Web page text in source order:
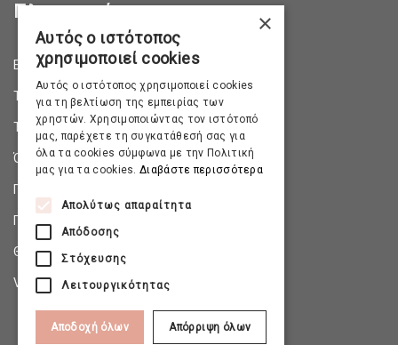
Πληροφορίες
Επικοινωνία
Τρόποι Αποστολής
Τρόποι Πληρωμής
Όροι & Προϋποθέσεις
Πολιτική Απορρήτου
Πολιτική Επιστροφών
Θέσεις Εργασίας
Virtual Tour
×
Αυτός ο ιστότοπος
χρησιμοποιεί cookies
Αυτός ο ιστότοπος χρησιμοποιεί cookies
για τη βελτίωση της εμπειρίας των
χρηστών. Χρησιμοποιώντας τον ιστότοπό
μας, παρέχετε τη συγκατάθεσή σας για
όλα τα cookies σύμφωνα με την Πολιτική
μας για τα cookies. Διαβάστε περισσότερα
Απολύτως απαραίτητα
Απόδοσης
Στόχευσης
Λειτουργικότητας
Αποδοχή όλων Απόρριψη όλων